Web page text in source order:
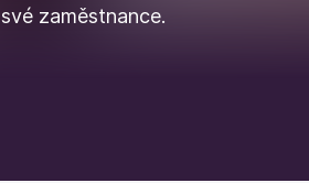
zaměstnance.